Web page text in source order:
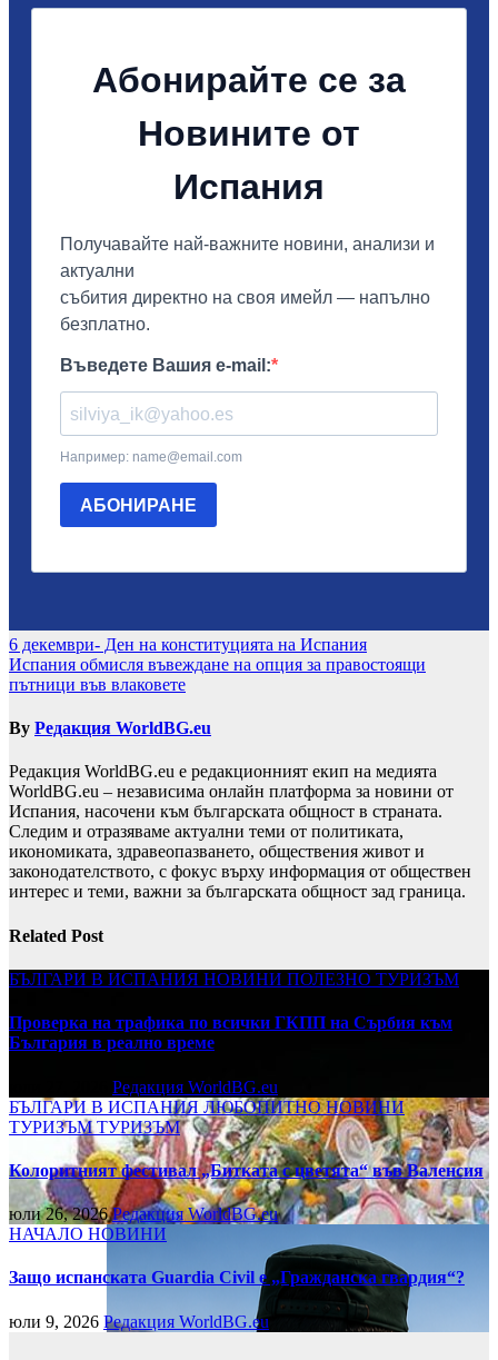
Навигация
6 декември- Ден на конституцията на Испания
Испания обмисля въвеждане на опция за правостоящи
пътници във влаковете
By Редакция WorldBG.eu
Редакция WorldBG.eu е редакционният екип на медията
WorldBG.eu – независима онлайн платформа за новини от
Испания, насочени към българската общност в страната.
Следим и отразяваме актуални теми от политиката,
икономиката, здравеопазването, обществения живот и
законодателството, с фокус върху информация от обществен
интерес и теми, важни за българската общност зад граница.
Related Post
БЪЛГАРИ В ИСПАНИЯ НОВИНИ ПОЛЕЗНО ТУРИЗЪМ
Проверка на трафика по всички ГКПП на Сърбия към
България в реално време
Редакция WorldBG.eu
БЪЛГАРИ В ИСПАНИЯ ЛЮБОПИТНОНОВИНИ
ТУРИЗЪМТУРИЗЪМ
Колоритният фестивал „Битката с цветята“ във Валенсия
юли 26, 2026Редакция WorldBG.eu
НАЧАЛО НОВИНИ
Защо испанската Guardia Civil е „Гражданска гвардия“?
юли 9, 2026 Редакция WorldBG.eu